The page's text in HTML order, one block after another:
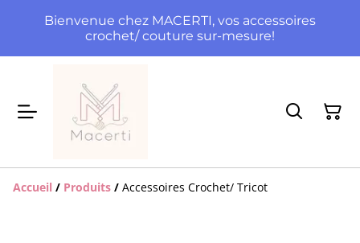
Bienvenue chez MACERTI, vos accessoires
crochet/ couture sur-mesure!
Accueil / Produits / Accessoires Crochet/ Tricot